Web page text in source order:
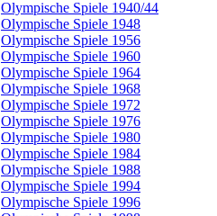
Olympische Spiele 1940/44
Olympische Spiele 1948
Olympische Spiele 1956
Olympische Spiele 1960
Olympische Spiele 1964
Olympische Spiele 1968
Olympische Spiele 1972
Olympische Spiele 1976
Olympische Spiele 1980
Olympische Spiele 1984
Olympische Spiele 1988
Olympische Spiele 1994
Olympische Spiele 1996